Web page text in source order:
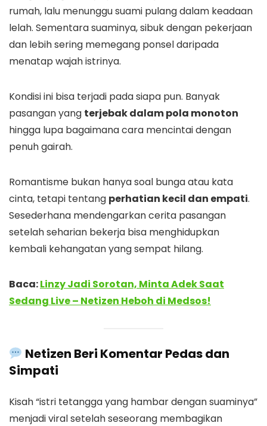
rumah, lalu menunggu suami pulang dalam keadaan
lelah. Sementara suaminya, sibuk dengan pekerjaan
dan lebih sering memegang ponsel daripada
menatap wajah istrinya.
Kondisi ini bisa terjadi pada siapa pun. Banyak
pasangan yang terjebak dalam pola monoton
hingga lupa bagaimana cara mencintai dengan
penuh gairah.
Romantisme bukan hanya soal bunga atau kata
cinta, tetapi tentang perhatian kecil dan empati.
Sesederhana mendengarkan cerita pasangan
setelah seharian bekerja bisa menghidupkan
kembali kehangatan yang sempat hilang.
Baca:Linzy Jadi Sorotan, Minta Adek Saat
Sedang Live – Netizen Heboh di Medsos!
Netizen Beri Komentar Pedas dan
Simpati
Kisah “istri tetangga yang hambar dengan suaminya”
menjadi viral setelah seseorang membagikan